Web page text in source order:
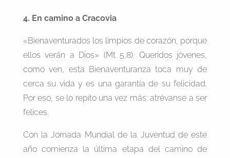
4. En camino a Cracovia
«Bienaventurados los limpios de corazón, porque
ellos verán a Dios» (Mt 5,8). Queridos jóvenes,
como ven, esta Bienaventuranza toca muy de
cerca su vida y es una garantía de su felicidad.
Por eso, se lo repito una vez más: atrévanse a ser
felices.
Con la Jornada Mundial de la Juventud de este
año comienza la última etapa del camino de